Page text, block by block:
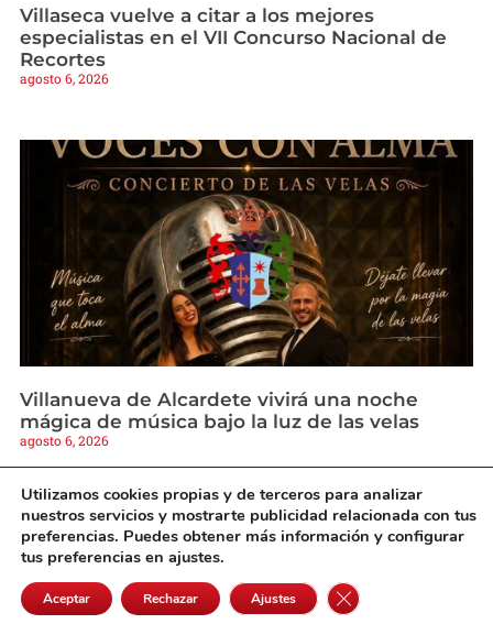
Villaseca vuelve a citar a los mejores
especialistas en el VII Concurso Nacional de
Recortes
agosto 6, 2026
Villanueva de Alcardete vivirá una noche
mágica de música bajo la luz de las velas
agosto 6, 2026
Utilizamos cookies propias y de terceros para analizar
nuestros servicios y mostrarte publicidad relacionada con tus
preferencias. Puedes obtener más información y configurar
tus preferencias en ajustes.
Aceptar Rechazar Ajustes Cerrar el banner de